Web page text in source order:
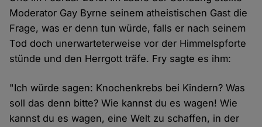
Moderator Gay Byrne seinem atheistischen Gast die
Frage, was er denn tun würde, falls er nach seinem
Tod doch unerwarteterweise vor der Himmelspforte
stünde und den Herrgott träfe. Fry sagte es ihm:
"Ich würde sagen: Knochenkrebs bei Kindern? Was
soll das denn bitte? Wie kannst du es wagen! Wie
kannst du es wagen, eine Welt zu schaffen, in der